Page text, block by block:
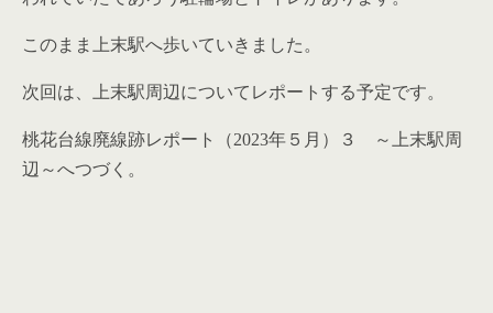
このまま上末駅へ歩いていきました。
次回は、上末駅周辺についてレポートする予定です。
桃花台線廃線跡レポート（2023年５月）３ ～上末駅周
辺～へつづく。